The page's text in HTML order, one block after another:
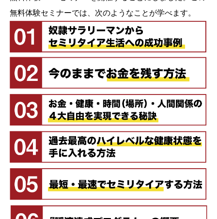
無料体験セミナーでは、次のようなことが学べます。